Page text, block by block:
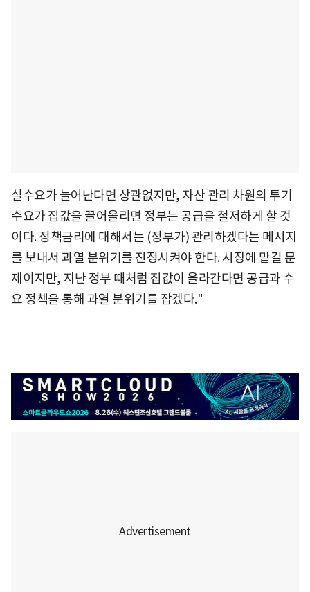
실수요가 늘어난다면 상관없지만, 자산 관리 차원의 투기
수요가 집값을 끌어올리면 정부는 공급을 철저하게 할 것
이다. 정책금리에 대해서는 (정부가) 관리하겠다는 메시지
를 보내서 과열 분위기를 진정시켜야 한다. 시장에 맡길 문
제이지만, 지난 정부 때처럼 집값이 올라간다면 공급과 수
요 정책을 통해 과열 분위기를 잡겠다."